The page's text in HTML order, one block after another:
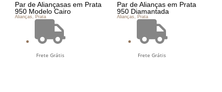
Par de Aliançasas em Prata
950 Modelo Cairo
Alianças, Prata
Frete Grátis
Par de Alianças em Prata
950 Diamantada
Alianças, Prata
Frete Grátis